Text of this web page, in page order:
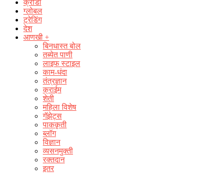
क्रीडा
ग्लोबल
ट्रेडिंग
देश
आणखी +
बिनधास्त बोल
तब्येत पाणी
लाइफ स्टाइल
काम-धंदा
तंत्रज्ञान
क्राईम
शेती
महिला विशेष
गॅझेट्स
पाककृती
ब्लॉग
विज्ञान
व्यसनमुक्ती
रक्‍तदान
इतर